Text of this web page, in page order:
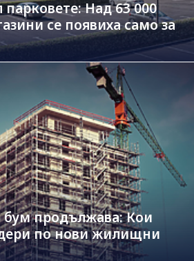
Над 63 000
се появиха само за
бум продължава: Кои
по нови жилищни